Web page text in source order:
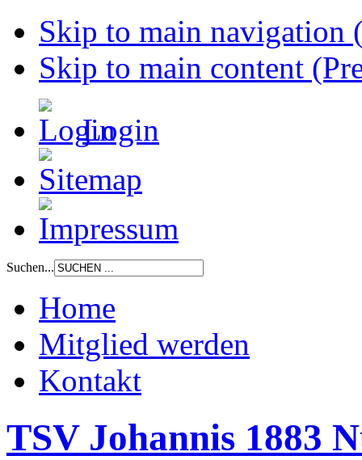
Skip to main navigation
Skip to main content
Login
Suchen...
Home
Mitglied werden
Kontakt
TSV Johannis 1883